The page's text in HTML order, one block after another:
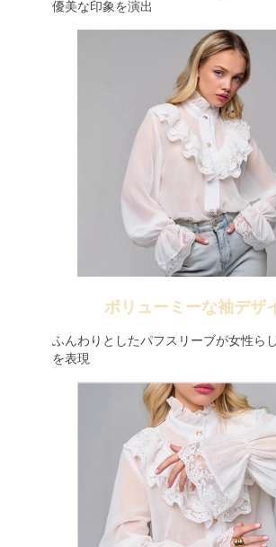
優美な印象を演出
ボリューミーな袖デザ
ふんわりとしたパフスリーブが女性ら
を表現